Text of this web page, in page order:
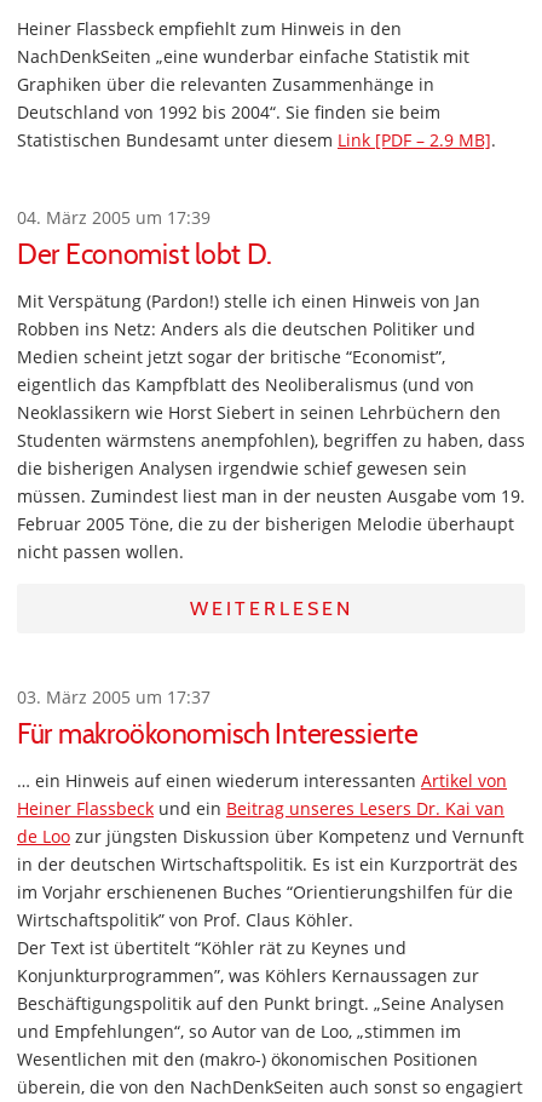
Heiner Flassbeck empfiehlt zum Hinweis in den
NachDenkSeiten „eine wunderbar einfache Statistik mit
Graphiken über die relevanten Zusammenhänge in
Deutschland von 1992 bis 2004“. Sie finden sie beim
Statistischen Bundesamt unter diesem Link [PDF – 2.9 MB].
04. März 2005 um 17:39
Der Economist lobt D.
Mit Verspätung (Pardon!) stelle ich einen Hinweis von Jan
Robben ins Netz: Anders als die deutschen Politiker und
Medien scheint jetzt sogar der britische “Economist”,
eigentlich das Kampfblatt des Neoliberalismus (und von
Neoklassikern wie Horst Siebert in seinen Lehrbüchern den
Studenten wärmstens anempfohlen), begriffen zu haben, dass
die bisherigen Analysen irgendwie schief gewesen sein
müssen. Zumindest liest man in der neusten Ausgabe vom 19.
Februar 2005 Töne, die zu der bisherigen Melodie überhaupt
nicht passen wollen.
WEITERLESEN
03. März 2005 um 17:37
Für makroökonomisch Interessierte
… ein Hinweis auf einen wiederum interessanten Artikel von
Heiner Flassbeck und ein Beitrag unseres Lesers Dr. Kai van
de Loo zur jüngsten Diskussion über Kompetenz und Vernunft
in der deutschen Wirtschaftspolitik. Es ist ein Kurzporträt des
im Vorjahr erschienenen Buches “Orientierungshilfen für die
Wirtschaftspolitik” von Prof. Claus Köhler.
Der Text ist übertitelt “Köhler rät zu Keynes und
Konjunkturprogrammen”, was Köhlers Kernaussagen zur
Beschäftigungspolitik auf den Punkt bringt. „Seine Analysen
und Empfehlungen“, so Autor van de Loo, „stimmen im
Wesentlichen mit den (makro-) ökonomischen Positionen
überein, die von den NachDenkSeiten auch sonst so engagiert